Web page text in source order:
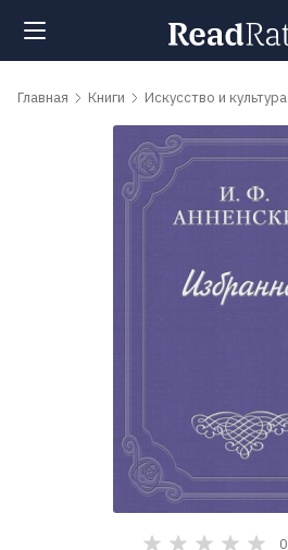
Поиск
Главная Книги Искусство и культура
0